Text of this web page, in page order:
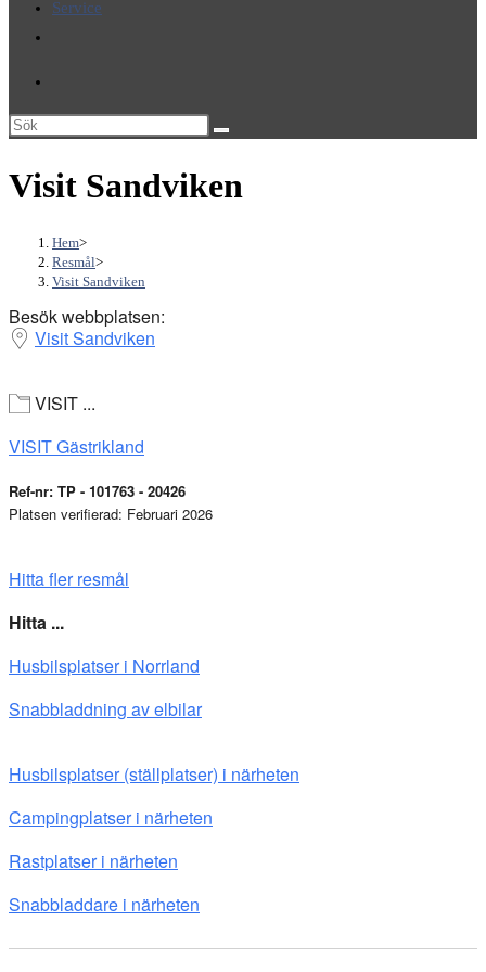
Service
Sök
denna
Visit Sandviken
Hem>
Resmål>
Visit Sandviken
Besök webbplatsen:
Visit Sandviken
VISIT ...
VISIT Gästrikland
Ref-nr: TP - 101763 - 20426
Platsen verifierad: Februari 2026
Hitta fler resmål
Hitta ...
Husbilsplatser i Norrland
Snabbladdning av elbilar
Husbilsplatser (ställplatser) i närheten
Campingplatser i närheten
Rastplatser i närheten
Snabbladdare i närheten